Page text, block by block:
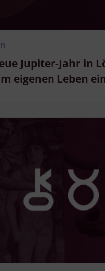
Jupiter-Jahr in
eigenen Leben